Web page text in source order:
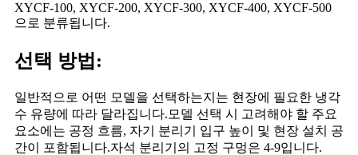
XYCF-100, XYCF-200, XYCF-300, XYCF-400, XYCF-500
으로 분류됩니다.
선택 방법:
일반적으로 어떤 모델을 선택하는지는 현장에 필요한 냉각
수 유량에 따라 달라집니다.모델 선택 시 고려해야 할 주요
요소에는 공정 흐름, 자기 분리기 입구 높이 및 현장 설치 공
간이 포함됩니다.자석 분리기의 고정 구멍은 4-9입니다.